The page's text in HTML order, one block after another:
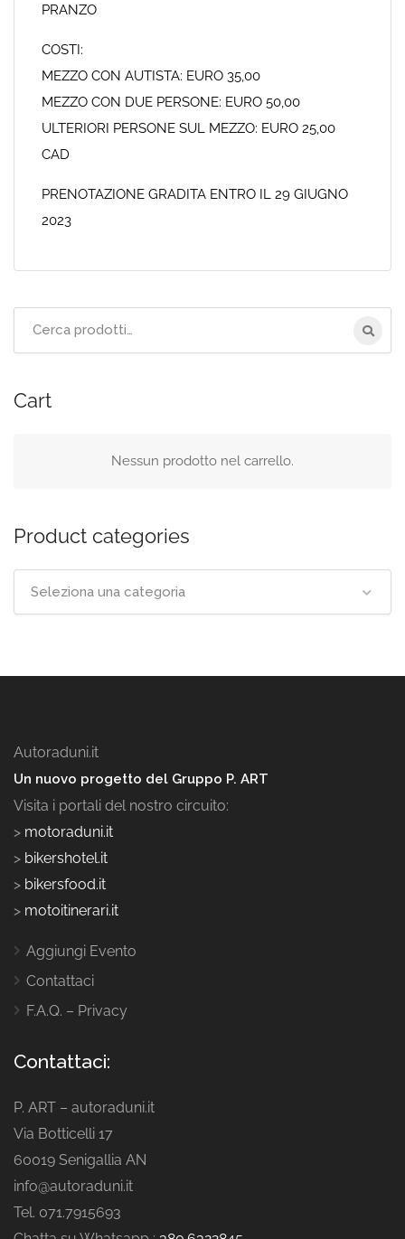
PRANZO
COSTI:
MEZZO CON AUTISTA: EURO 35,00
MEZZO CON DUE PERSONE: EURO 50,00
ULTERIORI PERSONE SUL MEZZO: EURO 25,00
CAD
PRENOTAZIONE GRADITA ENTRO IL 29 GIUGNO
2023
Cart
Nessun prodotto nel carrello.
Product categories
Seleziona una categoria
Autoraduni.it
Un nuovo progetto del Gruppo P. ART
Visita i portali del nostro circuito:
> motoraduni.it
> bikershotel.it
> bikersfood.it
> motoitinerari.it
Aggiungi Evento
Contattaci
F.A.Q. – Privacy
Contattaci:
P. ART – autoraduni.it
Via Botticelli 17
60019 Senigallia AN
info@autoraduni.it
Tel. 071.7915693